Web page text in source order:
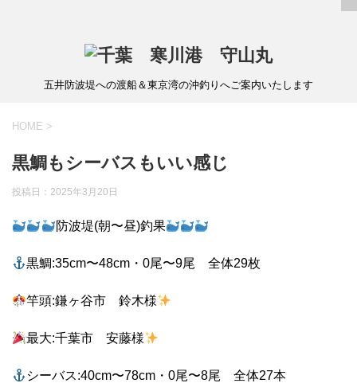
五井防波堤への渡船＆東京湾の沖釣りへご案内いたします
HOME >
黒鯛もシーバスもいい感じ
投稿日： 2025年3月20日
防波堤(朝〜昼)釣果
黒鯛:35cm〜48cm・0尾〜9尾 全体29枚
竿頭:鎌ヶ谷市 鈴木様
最大:千葉市 安藤様
シーバス:40cm〜78cm・0尾〜8尾 全体27本